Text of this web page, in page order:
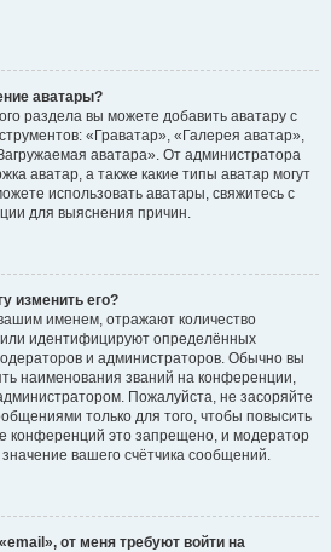
аватары?
раздела вы можете добавить аватару с
«Граватар», «Галерея аватар»,
аватара». От администратора
аватар, а также какие типы аватар могут
использовать аватары, свяжитесь с
для выяснения причин.
изменить его?
именем, отражают количество
идентифицируют определённых
и администраторов. Обычно вы
наименования званий на конференции,
Пожалуйста, не засоряйте
только для того, чтобы повысить
конференций это запрещено, и модератор
вашего счётчика сообщений.
от меня требуют войти на